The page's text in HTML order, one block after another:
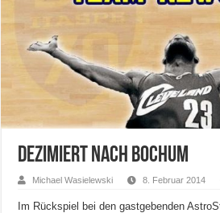
Dezimiert nach Bochum
Michael Wasielewski 8. Februar 2014
Im Rückspiel bei den gastgebenden